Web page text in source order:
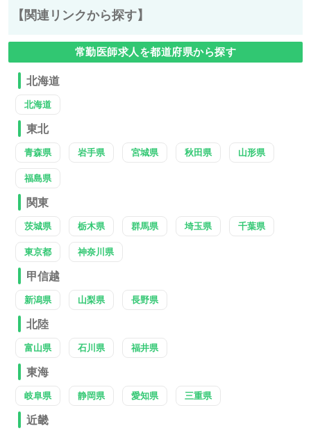
【関連リンクから探す】
常勤医師求人を都道府県から探す
北海道
北海道
東北
青森県 岩手県 宮城県 秋田県 山形県
福島県
関東
茨城県 栃木県 群馬県 埼玉県 千葉県
東京都 神奈川県
甲信越
新潟県 山梨県 長野県
北陸
富山県 石川県 福井県
東海
岐阜県 静岡県 愛知県 三重県
近畿